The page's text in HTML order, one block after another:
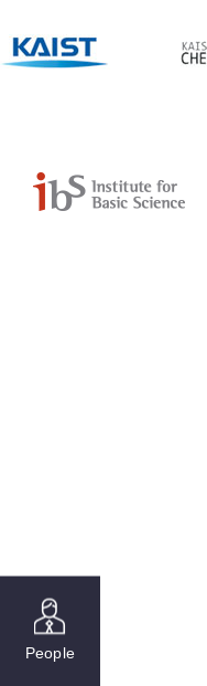
People